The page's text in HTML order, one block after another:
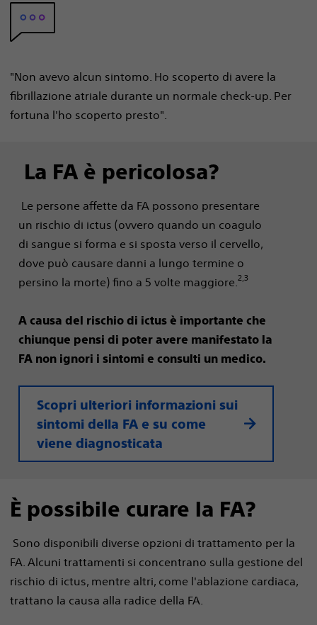
"Non avevo alcun sintomo. Ho scoperto di avere la
fibrillazione atriale durante un normale check-up. Per
fortuna l'ho scoperto presto".
La FA è pericolosa?
Le persone affette da FA possono presentare
un rischio di ictus (ovvero quando un coagulo
di sangue si forma e si sposta verso il cervello,
dove può causare danni a lungo termine o
persino la morte) fino a 5 volte maggiore. 2,3
A causa del rischio di ictus è importante che
chiunque pensi di poter avere manifestato la
FA non ignori i sintomi e consulti un medico.
Scopri ulteriori informazioni sui
sintomi della FA e su come
viene diagnosticata
È possibile curare la FA?
Sono disponibili diverse opzioni di trattamento per la
FA. Alcuni trattamenti si concentrano sulla gestione del
rischio di ictus, mentre altri, come l'ablazione cardiaca,
trattano la causa alla radice della FA.